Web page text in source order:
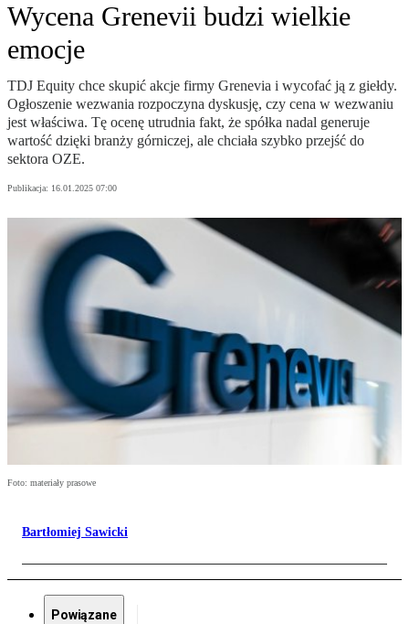
Wycena Grenevii budzi wielkie
emocje
TDJ Equity chce skupić akcje firmy Grenevia i wycofać ją z giełdy.
Ogłoszenie wezwania rozpoczyna dyskusję, czy cena w wezwaniu
jest właściwa. Tę ocenę utrudnia fakt, że spółka nadal generuje
wartość dzięki branży górniczej, ale chciała szybko przejść do
sektora OZE.
Publikacja: 16.01.2025 07:00
Foto: materiały prasowe
Bartłomiej Sawicki
Powiązane